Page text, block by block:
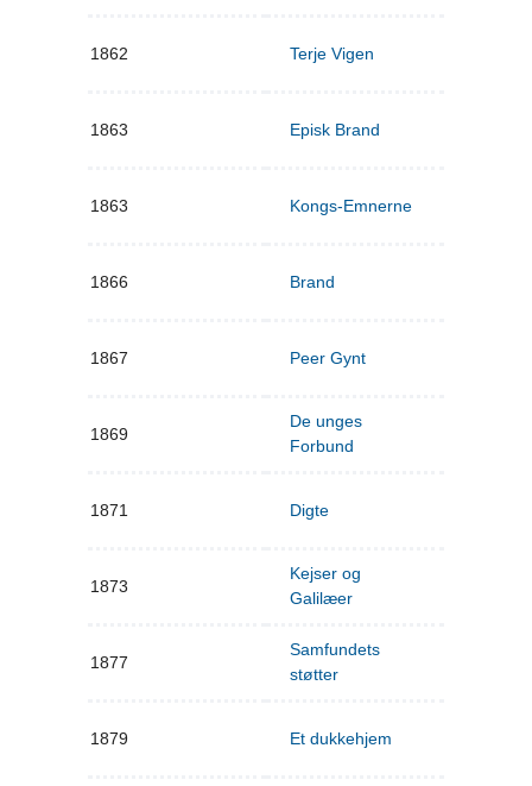
1862 Terje Vigen
1863 Episk Brand
1863 Kongs-Emnerne
1866 Brand
1867 Peer Gynt
1869
De unges
Forbund
1871 Digte
1873
Kejser og
Galilæer
1877
Samfundets
støtter
1879 Et dukkehjem